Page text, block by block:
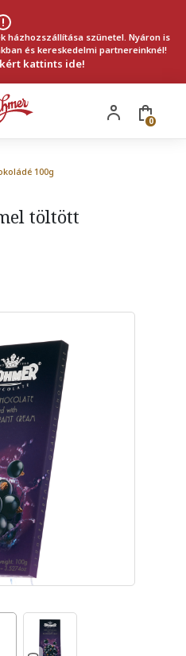
házhozszállítása szünetel. Nyáron is
és kereskedelmi partnereinknél!
kattints ide!
0
100g
töltött